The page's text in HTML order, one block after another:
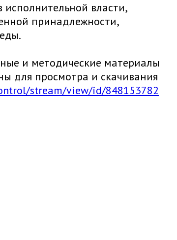
исполнительной власти,
принадлежности,
и методические материалы
для просмотра и скачивания
stream/view/id/848153782